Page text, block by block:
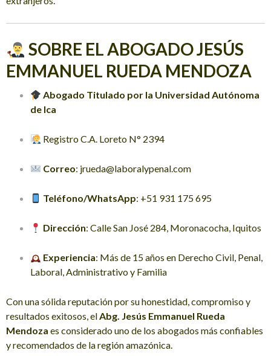
SOBRE EL ABOGADO JESÚS
EMMANUEL RUEDA MENDOZA
Abogado Titulado por la Universidad Autónoma
de Ica
Registro C.A. Loreto N° 2394
Correo: jrueda@laboralypenal.com
Teléfono/WhatsApp: +51 931 175 695
Dirección: Calle San José 284, Moronacocha, Iquitos
Experiencia: Más de 15 años en Derecho Civil, Penal,
Laboral, Administrativo y Familia
Con una sólida reputación por su honestidad, compromiso y
resultados exitosos, elAbg. Jesús Emmanuel Rueda
Mendoza es considerado uno de los abogados más confiables
y recomendados de la región amazónica.